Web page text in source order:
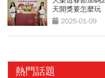
天開獎要怎麼玩
2025-01-09
熱門話題